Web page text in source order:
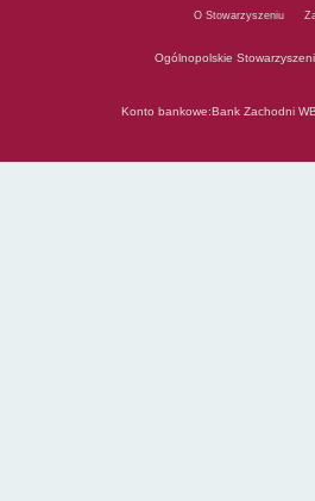
O Stowarzyszeniu
Ogólnopolskie
Konto bankowe:Bank Zachodni